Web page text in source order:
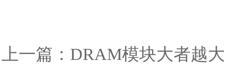
上一篇： DRAM模块大者越